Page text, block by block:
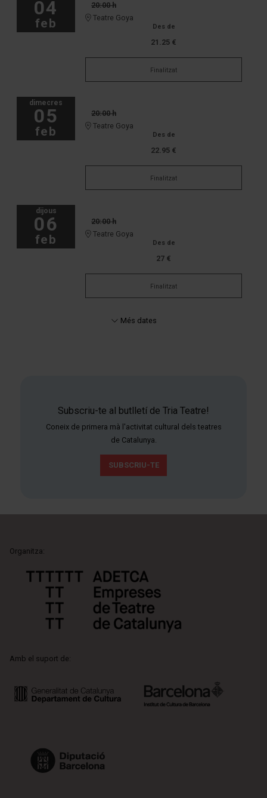
04
feb
20:00 h
Teatre Goya
Des de
21.25 €
Finalitzat
dimecres
05
feb
20:00 h
Teatre Goya
Des de
22.95 €
Finalitzat
dijous
06
feb
20:00 h
Teatre Goya
Des de
27 €
Finalitzat
Més dates
Subscriu-te al butlletí de Tria Teatre!
Coneix de primera mà l'activitat cultural dels teatres
de Catalunya.
SUBSCRIU-TE
Organitza:
Amb el suport de: